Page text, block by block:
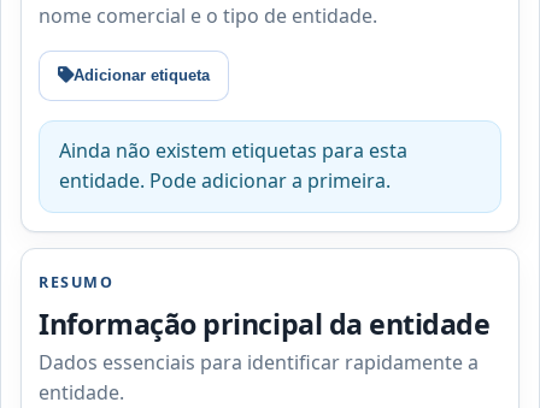
nome comercial e o tipo de entidade.
Adicionar etiqueta
Ainda não existem etiquetas para esta
entidade. Pode adicionar a primeira.
RESUMO
Informação principal da entidade
Dados essenciais para identificar rapidamente a
entidade.